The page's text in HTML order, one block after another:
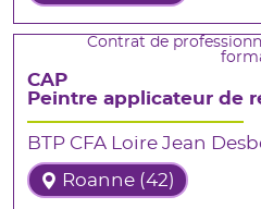
Contrat de
CAP
Peintre applicateur de
BTP CFA Loire Jean
Roanne (42)